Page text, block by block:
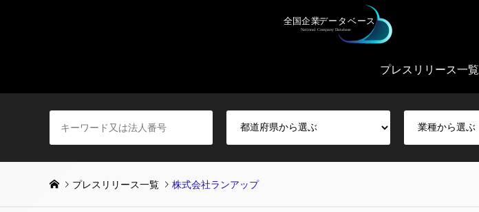
プレスリリース一覧
プレスリリース一覧 株式会社ランアップ